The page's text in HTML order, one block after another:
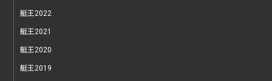
艇王2022
艇王2021
艇王2020
艇王2019